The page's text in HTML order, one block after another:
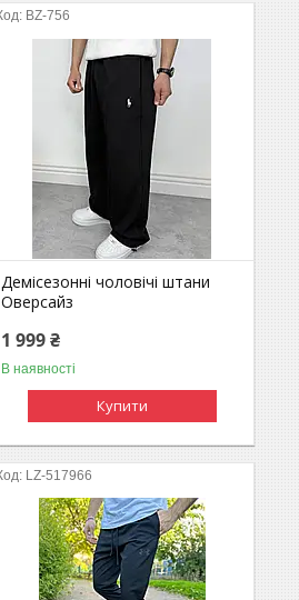
BZ-756
Демісезонні чоловічі штани
Оверсайз
1 999 ₴
В наявності
Купити
LZ-517966